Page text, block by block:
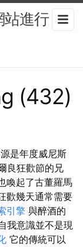
站進行
(432)
是年度威尼斯
良狂歡節的兄
喚起了古董羅馬
歡幾天通常需要
引擎 與醉酒的
我意識並不是現
它的傳統可以